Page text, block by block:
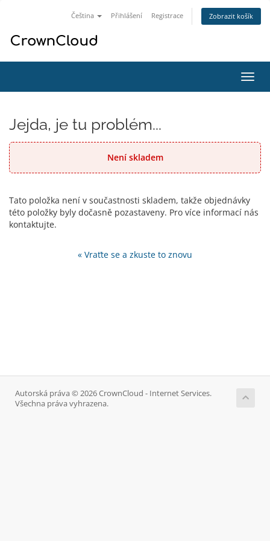
Čeština Přihlášení Registrace Zobrazit košík
Jejda, je tu problém...
Není skladem
Tato položka není v součastnosti skladem, takže objednávky
této položky byly dočasně pozastaveny. Pro více informací nás
kontaktujte.
« Vraťte se a zkuste to znovu
Autorská práva © 2026 CrownCloud - Internet Services.
Všechna práva vyhrazena.